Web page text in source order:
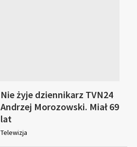
Nie żyje dziennikarz TVN24
Andrzej Morozowski. Miał 69
lat
Telewizja